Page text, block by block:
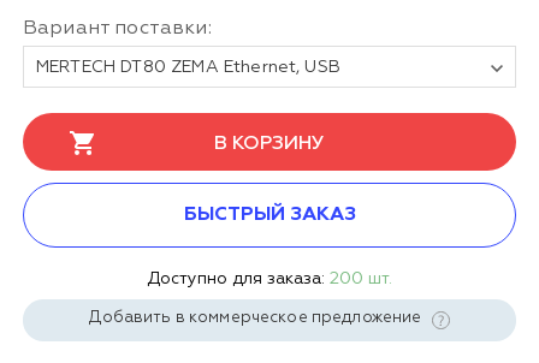
Вариант поставки:
MERTECH DT80 ZEMA Ethernet, USB
В КОРЗИНУ
БЫСТРЫЙ ЗАКАЗ
Доступно для заказа: 200 шт.
Добавить в коммерческое предложение